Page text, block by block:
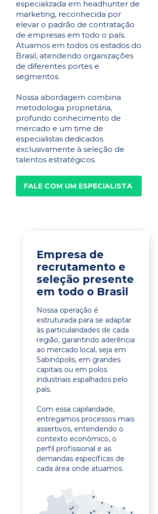
especializada em headhunter de
marketing, reconhecida por
elevar o padrão de contratação
de empresas em todo o país.
Atuamos em todos os estados do
Brasil, atendendo organizações
de diferentes portes e
segmentos.
Nossa abordagem combina
metodologia proprietária,
profundo conhecimento de
mercado e um time de
especialistas dedicados
exclusivamente à seleção de
talentos estratégicos.
FALE COM UM ESPECIALISTA
Empresa de
recrutamento e
seleção presente
em todo o Brasil
Nossa operação é
estruturada para se adaptar
às particularidades de cada
região, garantindo aderência
ao mercado local, seja em
Sabinópolis, em grandes
capitais ou em polos
industriais espalhados pelo
país.
Com essa capilaridade,
entregamos processos mais
assertivos, entendendo o
contexto econômico, o
perfil profissional e as
demandas específicas de
cada área onde atuamos.